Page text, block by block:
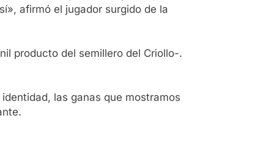
afirmó el jugador surgido de la
producto del semillero del Criollo-.
las ganas que mostramos